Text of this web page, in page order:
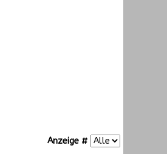
Anzeige #